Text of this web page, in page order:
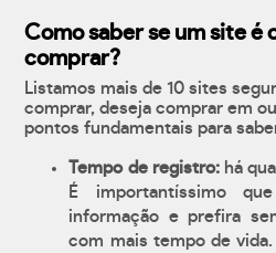
Como saber se um site é
comprar?
Listamos mais de 10 sites
comprar, deseja comprar em
pontos fundamentais para
Tempo de registro:há
É importantíssimo
informação e prefira
com mais tempo de